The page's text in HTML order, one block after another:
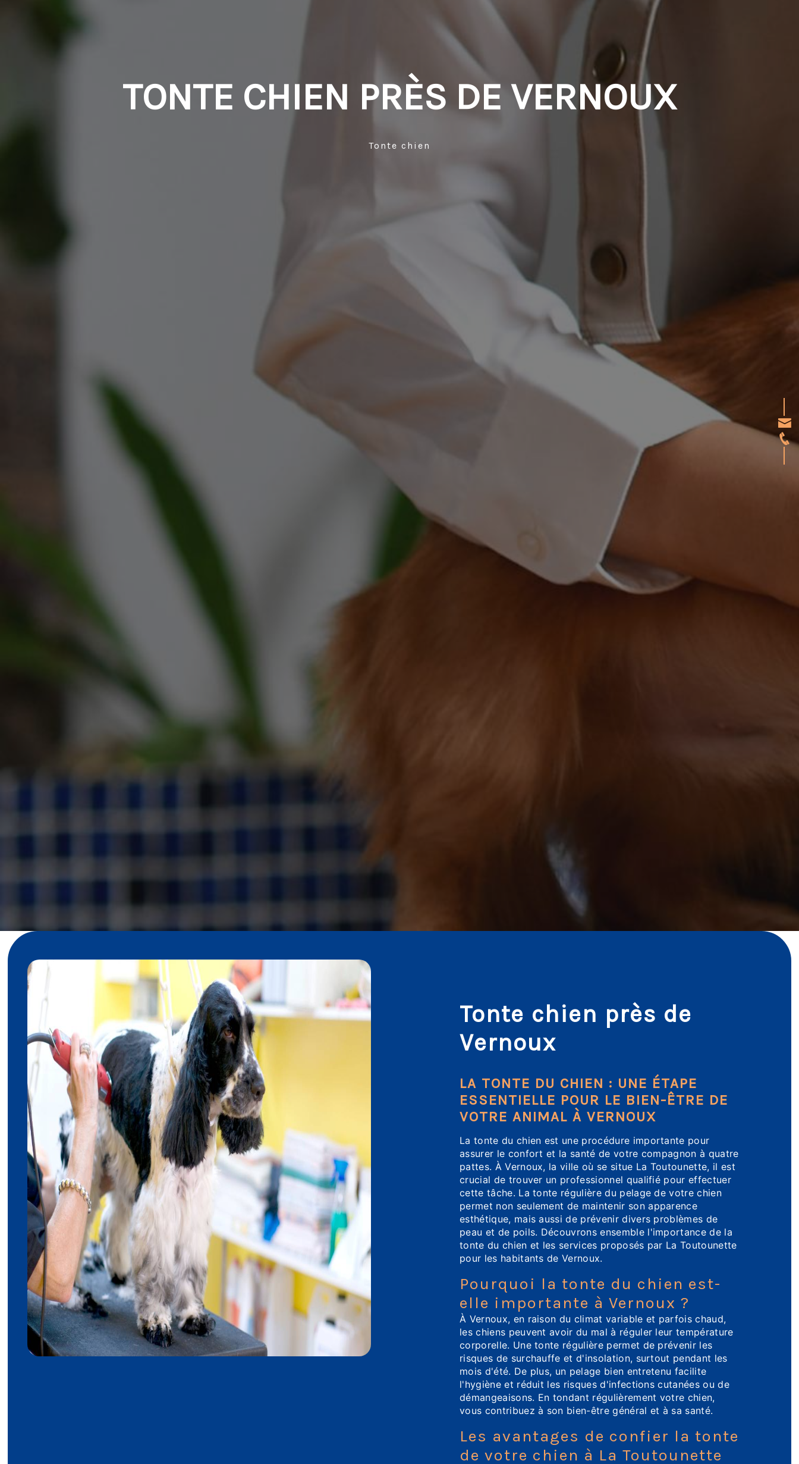
TONTE CHIEN PRÈS DE VERNOUX
Tonte chien
Tonte chien près de
Vernoux
LA TONTE DU CHIEN : UNE ÉTAPE
ESSENTIELLE POUR LE BIEN-ÊTRE DE
VOTRE ANIMAL À VERNOUX
La tonte du chien est une procédure importante pour
assurer le confort et la santé de votre compagnon à quatre
pattes. À Vernoux, la ville où se situe La Toutounette, il est
crucial de trouver un professionnel qualifié pour effectuer
cette tâche. La tonte régulière du pelage de votre chien
permet non seulement de maintenir son apparence
esthétique, mais aussi de prévenir divers problèmes de
peau et de poils. Découvrons ensemble l'importance de la
tonte du chien et les services proposés par La Toutounette
pour les habitants de Vernoux.
Pourquoi la tonte du chien est-
elle importante à Vernoux ?
À Vernoux, en raison du climat variable et parfois chaud,
les chiens peuvent avoir du mal à réguler leur température
corporelle. Une tonte régulière permet de prévenir les
risques de surchauffe et d'insolation, surtout pendant les
mois d'été. De plus, un pelage bien entretenu facilite
l'hygiène et réduit les risques d'infections cutanées ou de
démangeaisons. En tondant régulièrement votre chien,
vous contribuez à son bien-être général et à sa santé.
Les avantages de confier la tonte
de votre chien à La Toutounette